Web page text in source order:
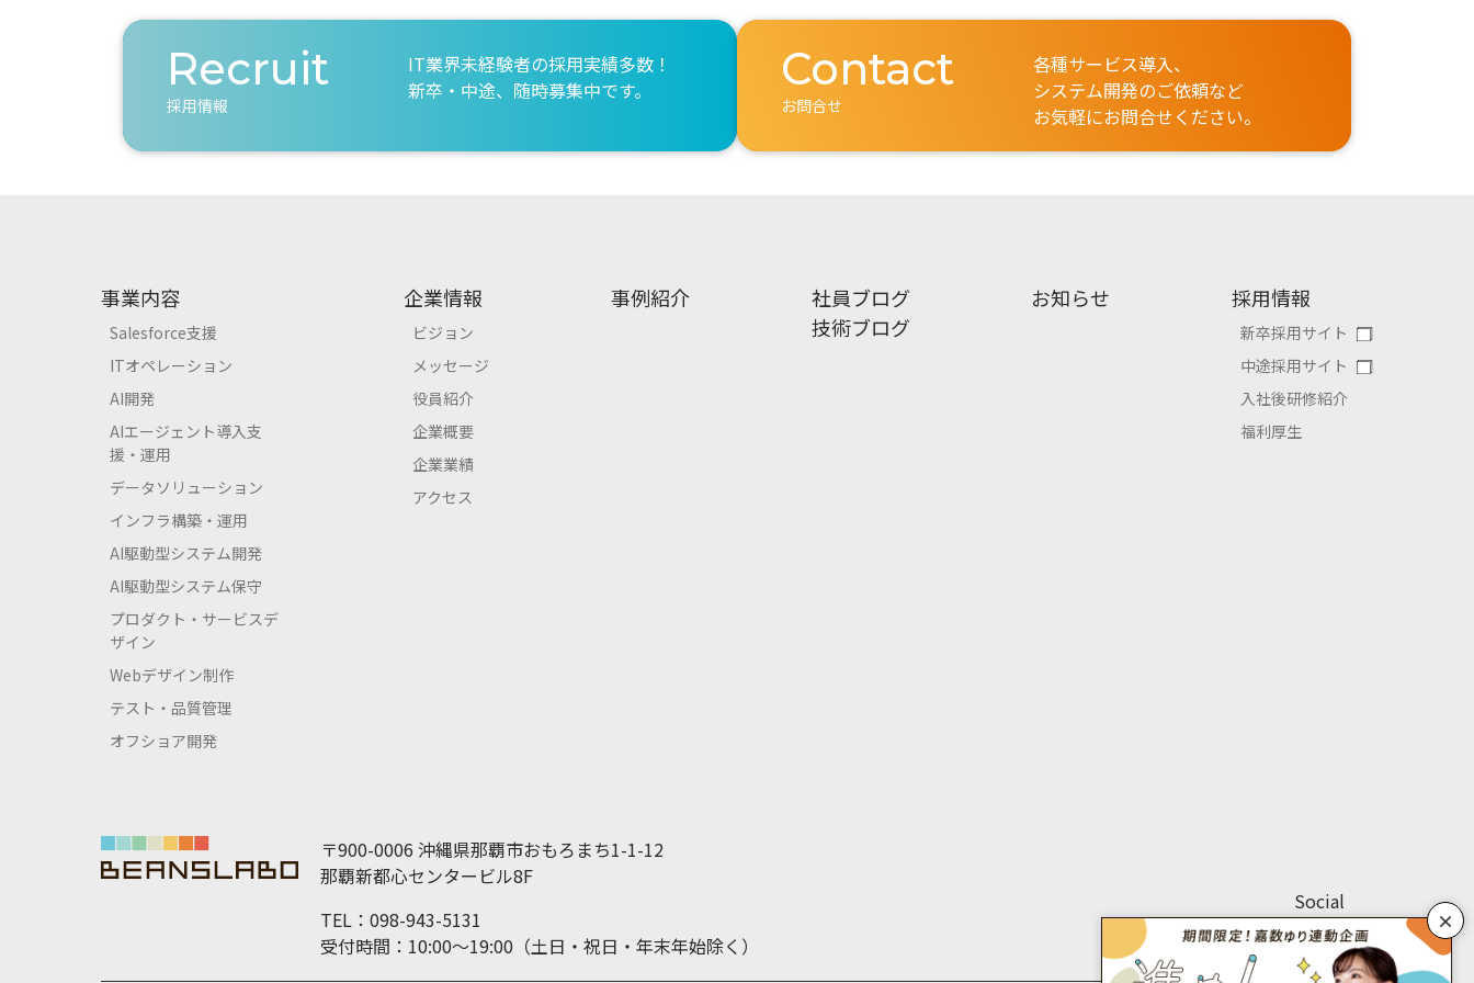
×
Recruit
採用情報
IT業界未経験者の採用実績多数！
新卒・中途、随時募集中です。
Contact
お問合せ
各種サービス導入、
システム開発のご依頼など
お気軽にお問合せください。
事業内容
Salesforce支援
ITオペレーション
AI開発
AIエージェント導入支
援・運用
データソリューション
インフラ構築・運用
AI駆動型システム開発
AI駆動型システム保守
プロダクト・サービスデ
ザイン
Webデザイン制作
テスト・品質管理
オフショア開発
企業情報
ビジョン
メッセージ
役員紹介
企業概要
企業業績
アクセス
事例紹介
社員ブログ
技術ブログ
お知らせ 採用情報
新卒採用サイト
中途採用サイト
入社後研修紹介
福利厚生
〒900-0006 沖縄県那覇市おもろまち1-1-12
那覇新都心センタービル8F
TEL：098-943-5131
受付時間：10:00～19:00（土日・祝日・年末年始除く）
Social